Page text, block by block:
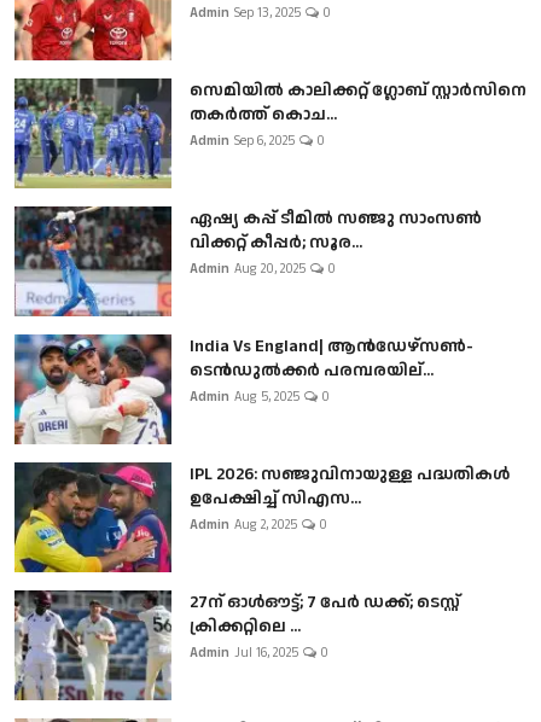
Admin Sep 13, 2025 0
സെമിയിൽ കാലിക്കറ്റ് ഗ്ലോബ് സ്റ്റാർസിനെ
തകർത്ത് കൊച...
Admin Sep 6, 2025 0
ഏഷ്യ കപ്പ് ടീമിൽ സഞ്ജു സാംസൺ
വിക്കറ്റ് കീപ്പർ; സൂര...
Admin Aug 20, 2025 0
India Vs England| ആൻഡേഴ്സൺ-
ടെൻഡുല്‍ക്കർ പരമ്പരയില്...
Admin Aug 5, 2025 0
IPL 2026: സഞ്ജുവിനായുള്ള പദ്ധതികൾ
ഉപേക്ഷിച്ച് സിഎസ...
Admin Aug 2, 2025 0
27ന് ഓൾഔട്ട്; 7 പേർ ഡക്ക്; ടെസ്റ്റ്
ക്രിക്കറ്റിലെ ...
Admin Jul 16, 2025 0